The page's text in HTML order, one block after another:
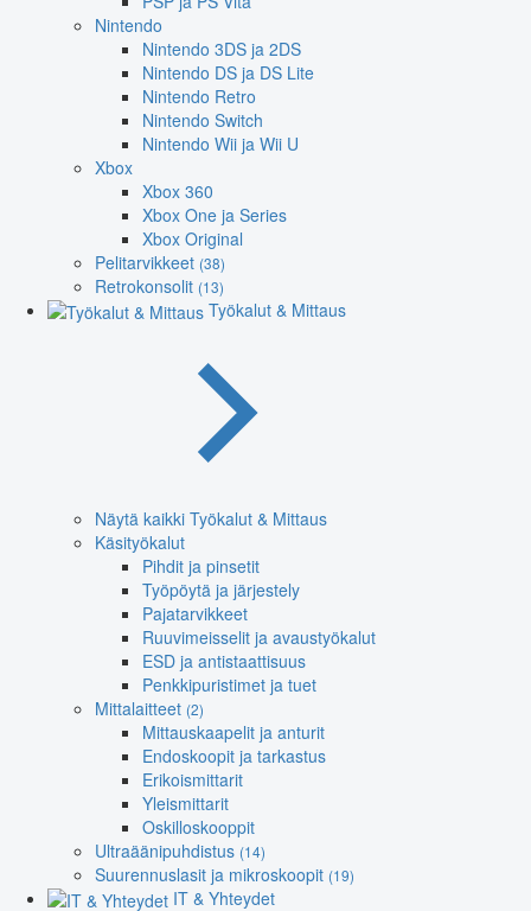
Nintendo
Nintendo 3DS ja 2DS
Nintendo DS ja DS Lite
Nintendo Retro
Nintendo Switch
Nintendo Wii ja Wii U
Xbox
Xbox 360
Xbox One ja Series
Xbox Original
Pelitarvikkeet (38)
Retrokonsolit (13)
Työkalut & Mittaus
Näytä kaikki Työkalut & Mittaus
Käsityökalut
Pihdit ja pinsetit
Työpöytä ja järjestely
Pajatarvikkeet
Ruuvimeisselit ja avaustyökalut
ESD ja antistaattisuus
Penkkipuristimet ja tuet
Mittalaitteet (2)
Mittauskaapelit ja anturit
Endoskoopit ja tarkastus
Erikoismittarit
Yleismittarit
Oskilloskooppit
Ultraäänipuhdistus (14)
Suurennuslasit ja mikroskoopit (19)
IT & Yhteydet